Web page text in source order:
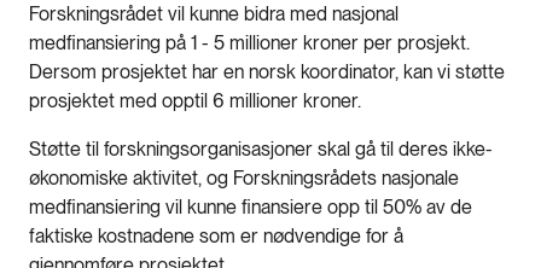
Forskningsrådet vil kunne bidra med nasjonal
medfinansiering på 1 - 5 millioner kroner per prosjekt.
Dersom prosjektet har en norsk koordinator, kan vi støtte
prosjektet med opptil 6 millioner kroner.
Støtte til forskningsorganisasjoner skal gå til deres ikke-
økonomiske aktivitet, og Forskningsrådets nasjonale
medfinansiering vil kunne finansiere opp til 50% av de
faktiske kostnadene som er nødvendige for å